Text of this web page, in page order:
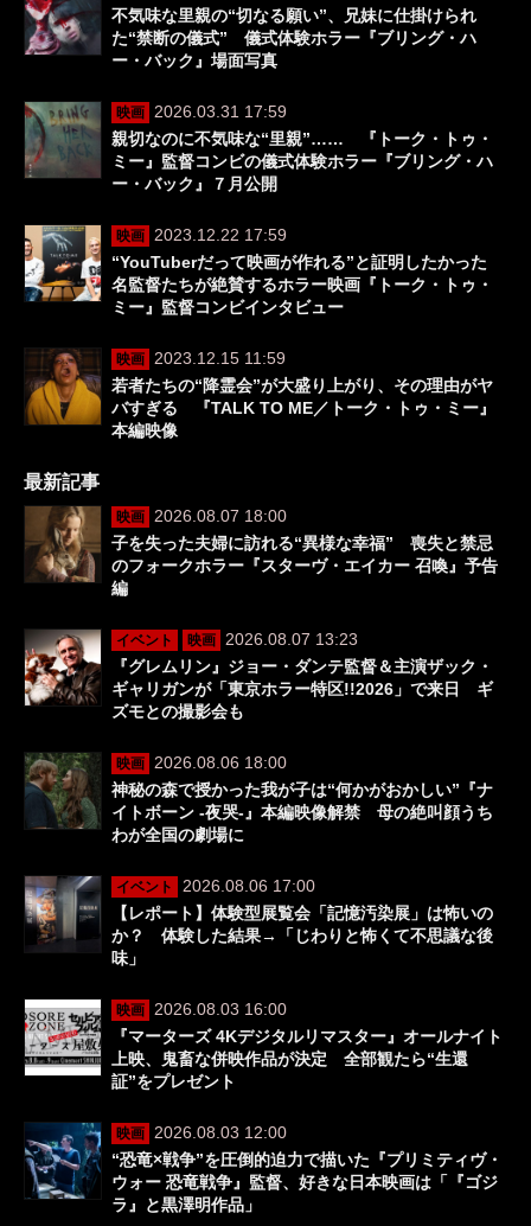
不気味な里親の“切なる願い”、兄妹に仕掛けられ
た“禁断の儀式” 儀式体験ホラー『ブリング・ハ
ー・バック』場面写真
映画 2026.03.31 17:59
親切なのに不気味な“里親”…… 『トーク・トゥ・
ミー』監督コンビの儀式体験ホラー『ブリング・ハ
ー・バック』７月公開
映画 2023.12.22 17:59
“YouTuberだって映画が作れる”と証明したかった
名監督たちが絶賛するホラー映画『トーク・トゥ・
ミー』監督コンビインタビュー
映画 2023.12.15 11:59
若者たちの“降霊会”が大盛り上がり、その理由がヤ
バすぎる 『TALK TO ME／トーク・トゥ・ミー』
本編映像
最新記事
映画 2026.08.07 18:00
子を失った夫婦に訪れる“異様な幸福” 喪失と禁忌
のフォークホラー『スターヴ・エイカー 召喚』予告
編
イベント 映画 2026.08.07 13:23
『グレムリン』ジョー・ダンテ監督＆主演ザック・
ギャリガンが「東京ホラー特区!!2026」で来日 ギ
ズモとの撮影会も
映画 2026.08.06 18:00
神秘の森で授かった我が子は“何かがおかしい”『ナ
イトボーン -夜哭-』本編映像解禁 母の絶叫顔うち
わが全国の劇場に
イベント
2026.08.06 17:00
【レポート】体験型展覧会「記憶汚染展」は怖いの
か？ 体験した結果→「じわりと怖くて不思議な後
味」
映画 2026.08.03 16:00
『マーターズ 4Kデジタルリマスター』オールナイト
上映、鬼畜な併映作品が決定 全部観たら“生還
証”をプレゼント
映画 2026.08.03 12:00
“恐竜×戦争”を圧倒的迫力で描いた『プリミティヴ・
ウォー 恐竜戦争』監督、好きな日本映画は「『ゴジ
ラ』と黒澤明作品」